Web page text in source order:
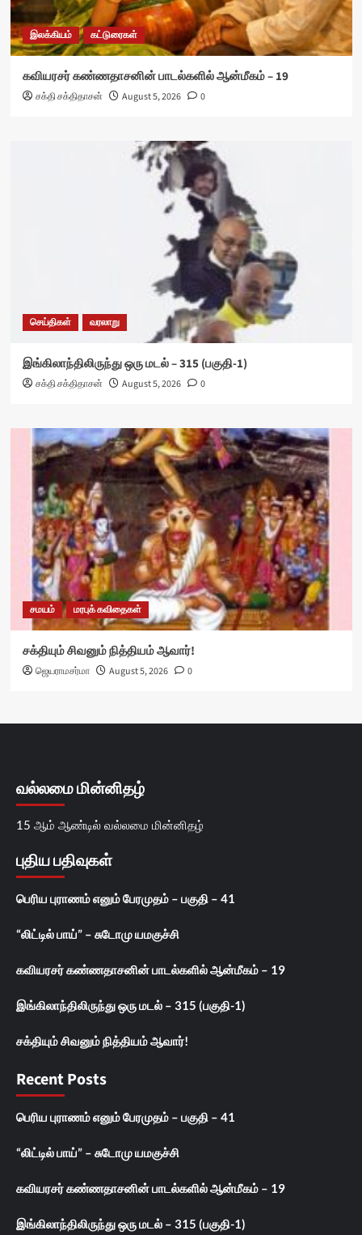
இலக்கியம் கட்டுரைகள்
கவியரசர் கண்ணதாசனின் பாடல்களில் ஆன்மீகம் – 19
சக்தி சக்திதாசன் August 5, 2026 0
செய்திகள் வரலாறு
இங்கிலாந்திலிருந்து ஒரு மடல் – 315 (பகுதி-1)
சக்தி சக்திதாசன் August 5, 2026 0
சமயம் மரபுக் கவிதைகள்
சக்தியும் சிவனும் நித்தியம் ஆவார்!
ஜெயராமசர்மா August 5, 2026 0
வல்லமை மின்னிதழ்
15 ஆம் ஆண்டில் வல்லமை மின்னிதழ்
புதிய பதிவுகள்
பெரிய புராணம் எனும் பேரமுதம் – பகுதி – 41
“லிட்டில் பாய்” – சுடோமு யமகுச்சி
கவியரசர் கண்ணதாசனின் பாடல்களில் ஆன்மீகம் – 19
இங்கிலாந்திலிருந்து ஒரு மடல் – 315 (பகுதி-1)
சக்தியும் சிவனும் நித்தியம் ஆவார்!
Recent Posts
பெரிய புராணம் எனும் பேரமுதம் – பகுதி – 41
“லிட்டில் பாய்” – சுடோமு யமகுச்சி
கவியரசர் கண்ணதாசனின் பாடல்களில் ஆன்மீகம் – 19
இங்கிலாந்திலிருந்து ஒரு மடல் – 315 (பகுதி-1)